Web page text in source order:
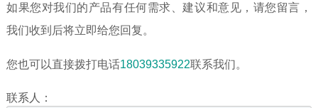
如果您对我们的产品有任何需求、建议和意见，请您留言，
我们收到后将立即给您回复。
您也可以直接拨打电话18039335922联系我们。
联系人：